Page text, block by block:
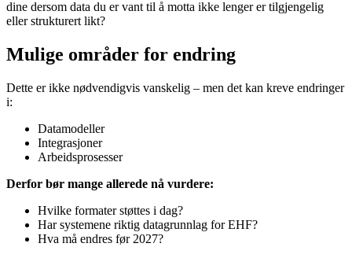
dine dersom data du er vant til å motta ikke lenger er tilgjengelig
eller strukturert likt?
Mulige områder for endring
Dette er ikke nødvendigvis vanskelig – men det kan kreve endringer
i:
Datamodeller
Integrasjoner
Arbeidsprosesser
Derfor bør mange allerede nå vurdere:
Hvilke formater støttes i dag?
Har systemene riktig datagrunnlag for EHF?
Hva må endres før 2027?